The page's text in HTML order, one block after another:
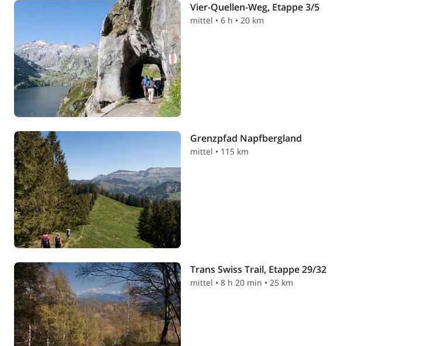
Vier-Quellen-Weg, Etappe 3/5
mittel • 6 h • 20 km
Grenzpfad Napfbergland
mittel • 115 km
Trans Swiss Trail, Etappe 29/32
mittel • 8 h 20 min • 25 km